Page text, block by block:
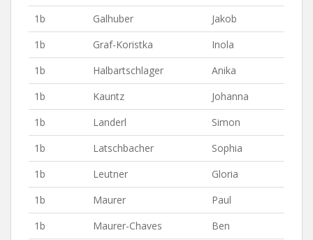
1b
Galhuber
Jakob
1b
Graf-Koristka
Inola
1b
Halbartschlager
Anika
1b
Kauntz
Johanna
1b
Landerl
Simon
1b
Latschbacher
Sophia
1b
Leutner
Gloria
1b
Maurer
Paul
1b
Maurer-Chaves
Ben